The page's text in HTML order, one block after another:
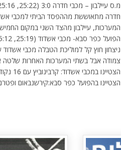
מ.ס עיילבון – מכבי חדרה 3:0 (25:22, 25:16, 25:18)
חדרה מתאוששת מההפסד הביתי למכבי
המערכות, עיילבון מהצד השני במקום החמישי עם 19 נקודות אבל גם מכבי חיפה וגם מ.כ מכבי רעננה
הפועל כפר סבא- מכבי אשדוד (25:19, 25:12, 25:13)
ניצחון חוץ קל למוליכת הטבלה מכבי
צמודה אבל בשתי המערכות האחרות
הצטיינו במכבי אשדוד: קרבינוביץ עם 16 נקודות ופרוצקיך עם 10 נקודות.
הצטיינו בהפועל כפר סבא:קירשנבאום ופטרנובויץ עם 6